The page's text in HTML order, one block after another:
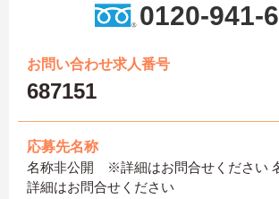
0120-941-
お問い合わせ求人番号
687151
応募先名称
名称非公開 ※詳細はお問合せください
詳細はお問合せください